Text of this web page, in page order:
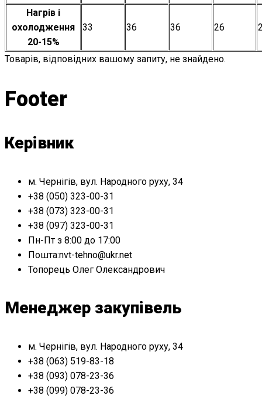
Нагрів і
охолодження
20-15%
33 36 36 26
Товарів, відповідних вашому запиту, не знайдено.
Footer
Керівник
м. Чернігів, вул. Народного руху, 34
+38 (050) 323-00-31
+38 (073) 323-00-31
+38 (097) 323-00-31
Пн-Пт з 8:00 до 17:00
Пошта:nvt-tehno@ukr.net
Топорець Олег Олександрович
Менеджер закупівель
м. Чернігів, вул. Народного руху, 34
+38 (063) 519-83-18
+38 (093) 078-23-36
+38 (099) 078-23-36